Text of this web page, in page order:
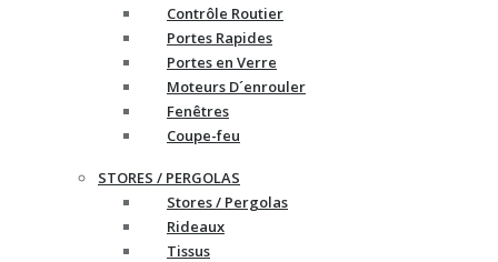
Contrôle Routier
Portes Rapides
Portes en Verre
Moteurs D´enrouler
Fenêtres
Coupe-feu
STORES / PERGOLAS
Stores / Pergolas
Rideaux
Tissus